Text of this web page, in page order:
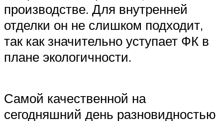
производстве. Для внутренней
отделки он не слишком подходит,
так как значительно уступает ФК в
плане экологичности.
Самой качественной на
сегодняшний день разновидностью